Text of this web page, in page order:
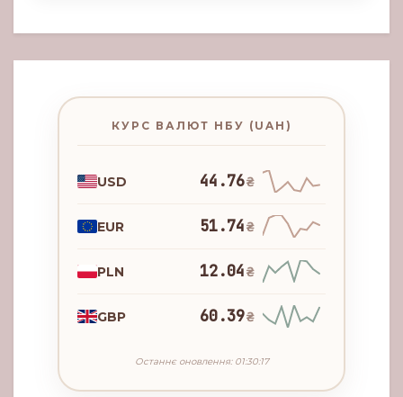
КУРС ВАЛЮТ НБУ (UAH)
USD 44.76₴
EUR 51.74₴
PLN 12.04₴
GBP 60.39₴
Останнє оновлення: 01:30:17